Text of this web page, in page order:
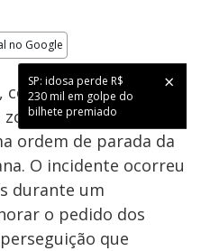
no Google
SP: idosa perde R$
230 mil em golpe do
bilhete premiado
como MC
sul deSão Paulo
ordem de parada da
O incidente ocorreu
durante um
o pedido dos
que